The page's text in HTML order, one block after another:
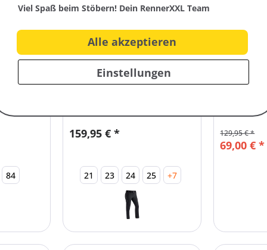
84
Art.-Nr. 19252
Wanderhose |...
159,95 € *
21 23 24 25 +7
Art.-Nr.
69,00 € *
129,95 € *
Viel Spaß beim Stöbern! Dein RennerXXL Team
Alle akzeptieren
Einstellungen